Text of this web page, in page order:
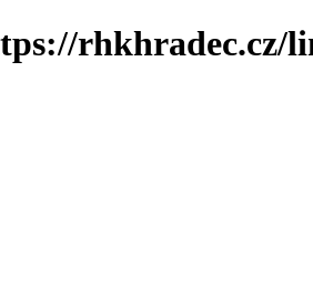
rhkhradec.cz/